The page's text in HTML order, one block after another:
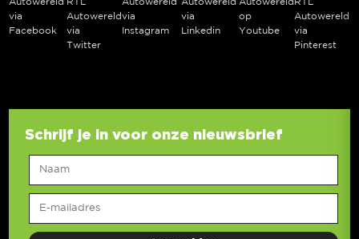
Autowereld
via
Facebook
RTL
Autowereld
via
Twitter
Autowereld
via
Instagram
Autowereld
via
Linkedin
Autowereld
op
Youtube
RTL
Autowereld
via
Pinterest
Schrijf je in voor onze nieuwsbrief